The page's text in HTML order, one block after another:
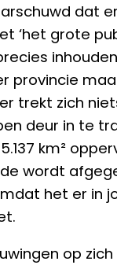
dat
‘het grote
provincie
trekt zich
deur in te
km²
wordt
het er in
op